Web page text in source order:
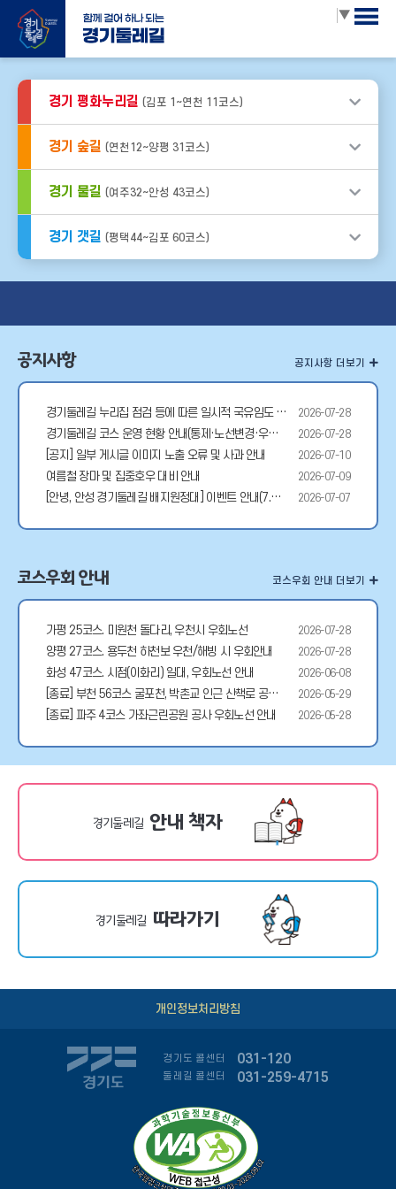
▼
경기 평화누리길 (김포 1~연천 11코스)
경기 숲길 (연천12~양평 31코스)
경기 물길 (여주32~안성 43코스)
경기 갯길 (평택44~김포 60코스)
공지사항
경기둘레길 누리집 점검 등에 따른 일시적 국유임도 방문 신청 메뉴 이용 불가 안내 (7.31) 2026-07-28
경기둘레길 코스 운영 현황 안내(통제·노선변경·우회노선) 2026-07-28
[공지] 일부 게시글 이미지 노출 오류 및 사과 안내 2026-07-10
여름철 장마 및 집중호우 대비 안내 2026-07-09
[안녕, 안성 경기둘레길 배지원정대] 이벤트 안내(7.7~/ 선착순 200명) 2026-07-07
공지사항 더보기
코스우회 안내
가평 25코스. 미원천 돌다리, 우천시 우회노선 2026-07-28
양평 27코스. 용두천 하천보 우천/해빙 시 우회안내 2026-07-28
화성 47코스. 시점(이화리) 일대, 우회노선 안내 2026-06-08
[종료] 부천 56코스 굴포천, 박촌교 인근 산책로 공사 우회안내 2026-05-29
[종료] 파주 4코스 가좌근린공원 공사 우회노선 안내 2026-05-28
코스우회 안내 더보기
경기둘레길 안내 책자
경기둘레길 따라가기
경기도 콜센터
둘레길 콜센터
031-120
031-259-4715
개인정보처리방침